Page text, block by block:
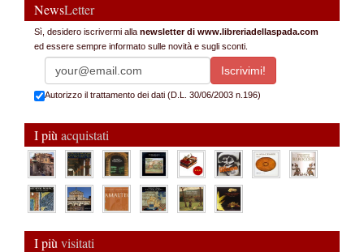
NewsLetter
Sì, desidero iscrivermi alla newsletter di www.libreriadellaspada.com
ed essere sempre informato sulle novità e sugli sconti.
Autorizzo il trattamento dei dati (D.L. 30/06/2003 n.196)
I più acquistati
I più visitati